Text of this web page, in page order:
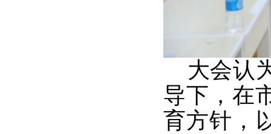
大会认
导下，在
育方针，